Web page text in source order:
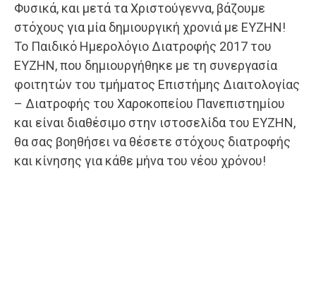
Φυσικά, και μετά τα Χριστούγεννα, βάζουμε
στόχους για μία δημιουργική χρονιά με ΕΥΖΗΝ!
Το Παιδικό Ημερολόγιο Διατροφής 2017 του
ΕΥΖΗΝ, που δημιουργήθηκε με τη συνεργασία
φοιτητών του τμήματος Επιστήμης Διαιτολογίας
– Διατροφής του Χαροκοπείου Πανεπιστημίου
και είναι διαθέσιμο στην ιστοσελίδα του ΕΥΖΗΝ,
θα σας βοηθήσει να θέσετε στόχους διατροφής
και κίνησης για κάθε μήνα του νέου χρόνου!